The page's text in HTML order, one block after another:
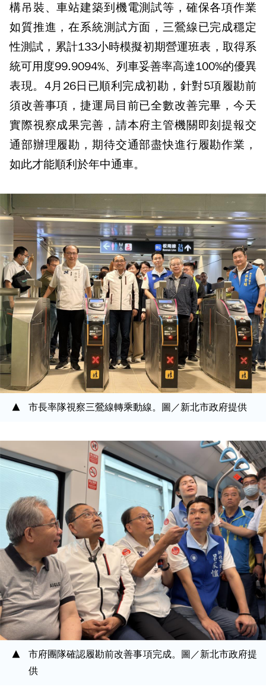
構吊裝、車站建築到機電測試等，確保各項作業
如質推進，在系統測試方面，三鶯線已完成穩定
性測試，累計133小時模擬初期營運班表，取得系
統可用度99.9094%、列車妥善率高達100%的優異
表現。4月26日已順利完成初勘，針對5項履勘前
須改善事項，捷運局目前已全數改善完畢，今天
實際視察成果完善，請本府主管機關即刻提報交
通部辦理履勘，期待交通部盡快進行履勘作業，
如此才能順利於年中通車。
市長率隊視察三鶯線轉乘動線。圖／新北市政府提供
市府團隊確認履勘前改善事項完成。圖／新北市政府提
供